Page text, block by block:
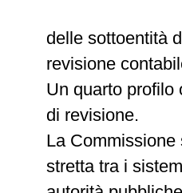
delle sottoentità
revisione
Un quarto profilo
di revisione.
La
stretta tra i